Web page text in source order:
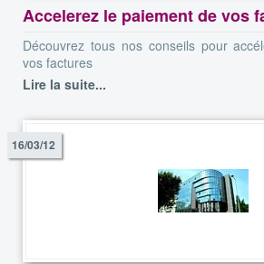
Accelerez le paiement de vos
Découvrez tous nos conseils pour
vos factures
Lire la suite...
16/03/12